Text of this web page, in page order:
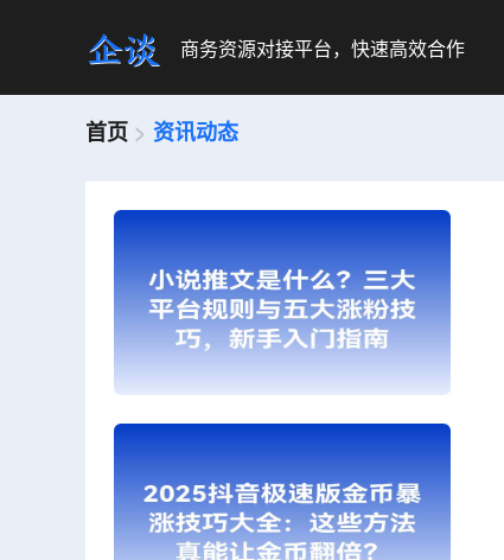
商务资源对接平台，快速高效合作
首页 > 资讯动态